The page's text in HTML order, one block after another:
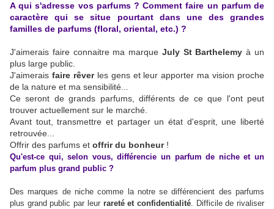
A qui s'adresse vos parfums ? Comment faire un parfum de
caractère qui se situe pourtant dans une des grandes
familles de parfums (floral, oriental, etc.) ?
J'aimerais faire connaitre ma marque July St Barthelemy à un
plus large public.
J'aimerais faire rêverles gens et leur apporter ma vision proche
de la nature et ma sensibilité...
Ce seront de grands parfums, différents de ce que l'ont peut
trouver actuellement sur le marché.
Avant tout, transmettre et partager un état d'esprit, une liberté
retrouvée...
Offrir des parfums et offrir du bonheur !
Qu'est-ce qui, selon vous, différencie un parfum de niche et un
parfum plus grand public ?
Des marques de niche comme la notre se différencient des parfums
plus grand public par leur rareté et confidentialité. Difficile de rivaliser